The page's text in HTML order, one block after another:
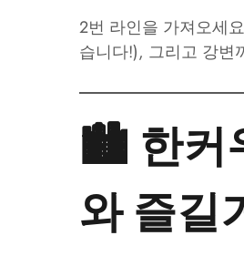
2번 라인을 가져오세요
습니다!), 그리고 강변
🏙️ 한커
와 즐길